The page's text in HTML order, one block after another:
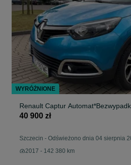
Renault Captur
40 900 zł
Szczecin - Odświeżono dnia 04 sierpnia
2017 - 142 380 km
WYRÓŻNIONE